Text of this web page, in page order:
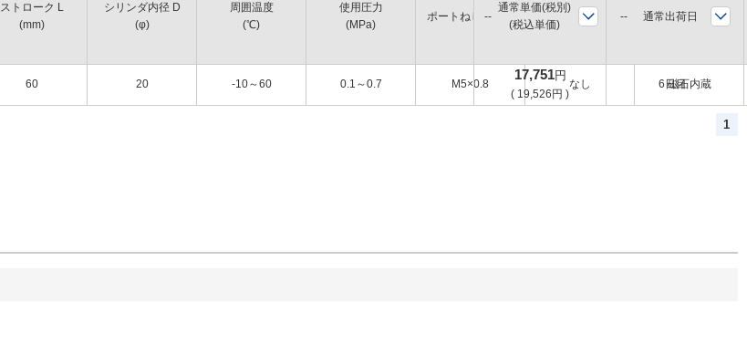
ストローク L
(mm)
シリンダ内径 D
(φ)
周囲温度
(℃)
使用圧力
(MPa)
ポートねじの種類
オーダーメイド仕
様
ロックユニット部
磁石
60 20 -10～60 0.1～0.7 M5×0.8 なし 磁石内蔵
通常単価(税別)
(税込単価)
通常出荷日
17,751円
( 19,526 円 )
6日目
1